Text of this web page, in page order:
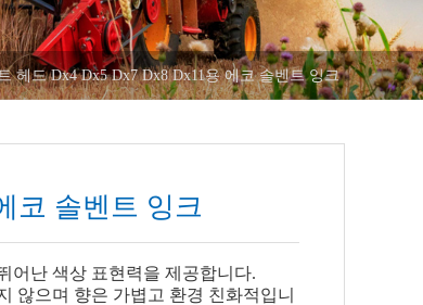
헤드 Dx4 Dx5 Dx7 Dx8 Dx11용 에코 솔벤트 잉크
코 솔벤트 잉크
어난 색상 표현력을 제공합니다.
않으며 향은 가볍고 환경 친화적입니